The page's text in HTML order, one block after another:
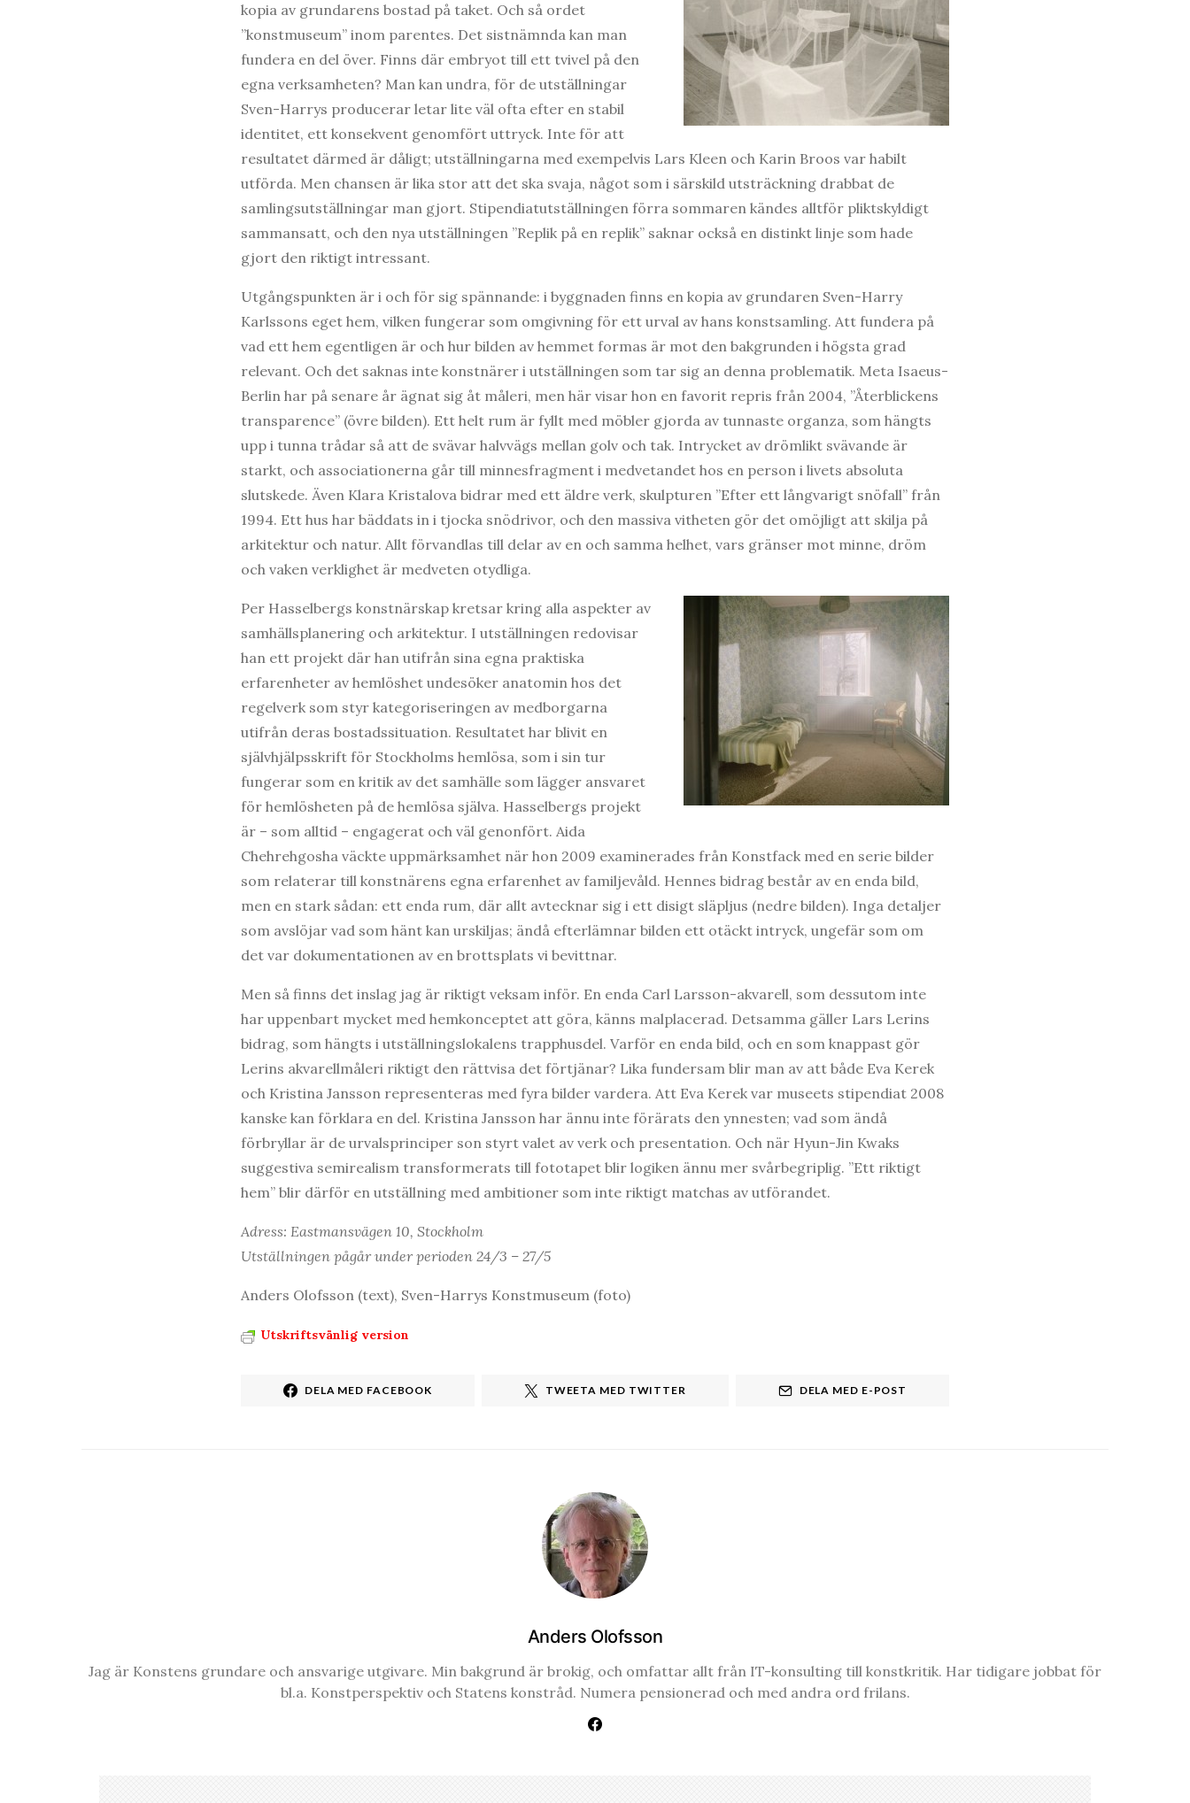
kopia av grundarens bostad på taket. Och så ordet
”konstmuseum” inom parentes. Det sistnämnda kan man
fundera en del över. Finns där embryot till ett tvivel på den
egna verksamheten? Man kan undra, för de utställningar
Sven-Harrys producerar letar lite väl ofta efter en stabil
identitet, ett konsekvent genomfört uttryck. Inte för att
resultatet därmed är dåligt; utställningarna med exempelvis Lars Kleen och Karin Broos var habilt
utförda. Men chansen är lika stor att det ska svaja, något som i särskild utsträckning drabbat de
samlingsutställningar man gjort. Stipendiatutställningen förra sommaren kändes alltför pliktskyldigt
sammansatt, och den nya utställningen ”Replik på en replik” saknar också en distinkt linje som hade
gjort den riktigt intressant.
Utgångspunkten är i och för sig spännande: i byggnaden finns en kopia av grundaren Sven-Harry
Karlssons eget hem, vilken fungerar som omgivning för ett urval av hans konstsamling. Att fundera på
vad ett hem egentligen är och hur bilden av hemmet formas är mot den bakgrunden i högsta grad
relevant. Och det saknas inte konstnärer i utställningen som tar sig an denna problematik. Meta Isaeus-
Berlin har på senare år ägnat sig åt måleri, men här visar hon en favorit repris från 2004, ”Återblickens
transparence” (övre bilden). Ett helt rum är fyllt med möbler gjorda av tunnaste organza, som hängts
upp i tunna trådar så att de svävar halvvägs mellan golv och tak. Intrycket av drömlikt svävande är
starkt, och associationerna går till minnesfragment i medvetandet hos en person i livets absoluta
slutskede. Även Klara Kristalova bidrar med ett äldre verk, skulpturen ”Efter ett långvarigt snöfall” från
1994. Ett hus har bäddats in i tjocka snödrivor, och den massiva vitheten gör det omöjligt att skilja på
arkitektur och natur. Allt förvandlas till delar av en och samma helhet, vars gränser mot minne, dröm
och vaken verklighet är medveten otydliga.
Per Hasselbergs konstnärskap kretsar kring alla aspekter av
samhällsplanering och arkitektur. I utställningen redovisar
han ett projekt där han utifrån sina egna praktiska
erfarenheter av hemlöshet undesöker anatomin hos det
regelverk som styr kategoriseringen av medborgarna
utifrån deras bostadssituation. Resultatet har blivit en
självhjälpsskrift för Stockholms hemlösa, som i sin tur
fungerar som en kritik av det samhälle som lägger ansvaret
för hemlösheten på de hemlösa själva. Hasselbergs projekt
är – som alltid – engagerat och väl genonfört. Aida
Chehrehgosha väckte uppmärksamhet när hon 2009 examinerades från Konstfack med en serie bilder
som relaterar till konstnärens egna erfarenhet av familjevåld. Hennes bidrag består av en enda bild,
men en stark sådan: ett enda rum, där allt avtecknar sig i ett disigt släpljus (nedre bilden). Inga detaljer
som avslöjar vad som hänt kan urskiljas; ändå efterlämnar bilden ett otäckt intryck, ungefär som om
det var dokumentationen av en brottsplats vi bevittnar.
Men så finns det inslag jag är riktigt veksam inför. En enda Carl Larsson-akvarell, som dessutom inte
har uppenbart mycket med hemkonceptet att göra, känns malplacerad. Detsamma gäller Lars Lerins
bidrag, som hängts i utställningslokalens trapphusdel. Varför en enda bild, och en som knappast gör
Lerins akvarellmåleri riktigt den rättvisa det förtjänar? Lika fundersam blir man av att både Eva Kerek
och Kristina Jansson representeras med fyra bilder vardera. Att Eva Kerek var museets stipendiat 2008
kanske kan förklara en del. Kristina Jansson har ännu inte förärats den ynnesten; vad som ändå
förbryllar är de urvalsprinciper son styrt valet av verk och presentation. Och när Hyun-Jin Kwaks
suggestiva semirealism transformerats till fototapet blir logiken ännu mer svårbegriplig. ”Ett riktigt
hem” blir därför en utställning med ambitioner som inte riktigt matchas av utförandet.
Adress: Eastmansvägen 10, Stockholm
Utställningen pågår under perioden 24/3 – 27/5
Anders Olofsson (text), Sven-Harrys Konstmuseum (foto)
Utskriftsvänlig version
DELA MED FACEBOOK TWEETA MED TWITTER DELA MED E-POST
Anders Olofsson
Jag är Konstens grundare och ansvarige utgivare. Min bakgrund är brokig, och omfattar allt från IT-konsulting till konstkritik. Har tidigare jobbat för
bl.a. Konstperspektiv och Statens konstråd. Numera pensionerad och med andra ord frilans.